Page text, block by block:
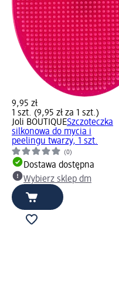
9,95 zł
1 szt. (9,95 zł za 1 szt.)
Joli BOUTIQUESzczoteczka
silkonowa do mycia i
peelingu twarzy, 1 szt.
(0)
Dostawa dostępna
Wybierz sklep dm